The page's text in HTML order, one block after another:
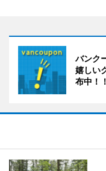
バンク
嬉しい
布中！！